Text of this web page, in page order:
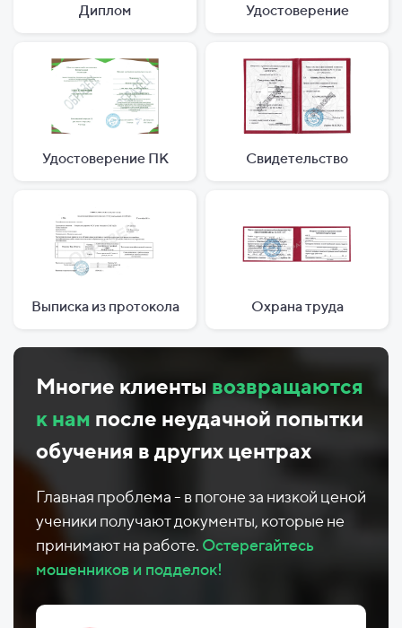
Диплом Удостоверение
Удостоверение ПК Свидетельство
Выписка из протокола Охрана труда
Многие клиенты возвращаются
к нам после неудачной попытки
обучения в других центрах
Главная проблема - в погоне за низкой ценой
ученики получают документы, которые не
принимают на работе. Остерегайтесь
мошенников и подделок!